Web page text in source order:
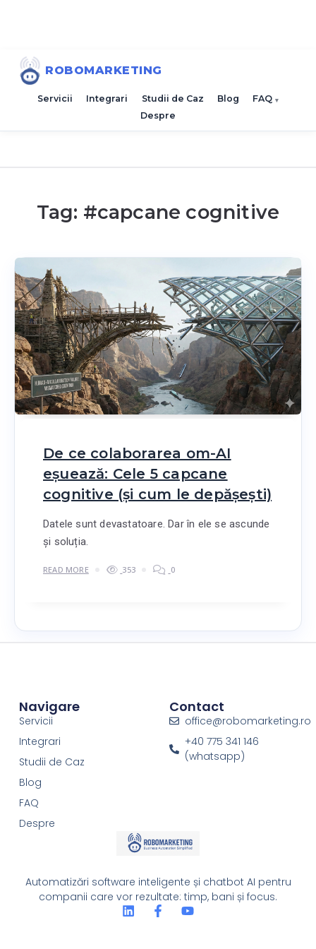
ROBOMARKETING
Servicii Integrari Studii de Caz Blog
FAQ
Despre
Tag: #capcane cognitive
De ce colaborarea om-AI
eșuează: Cele 5 capcane
cognitive (și cum le depășești)
Datele sunt devastatoare. Dar în ele se ascunde
și soluția.
READ MORE 353 0
Automatizări software inteligente și chatbot AI pentru
companii care vor rezultate: timp, bani și focus.
Navigare
Servicii
Integrari
Studii de Caz
Blog
FAQ
Despre
Contact
office@robomarketing.ro
+40 775 341 146
(whatsapp)